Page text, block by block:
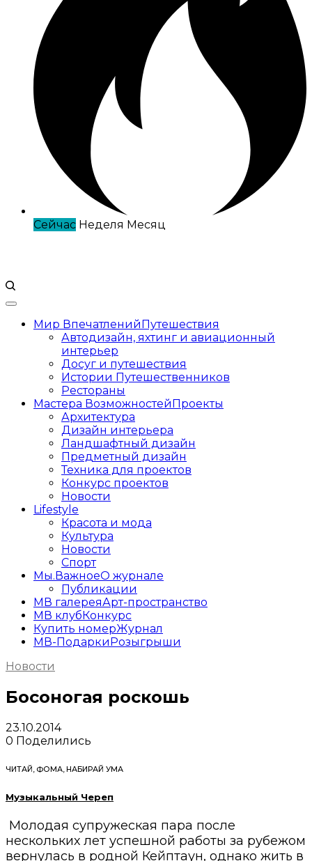
Сейчас Неделя Месяц
Мир ВпечатленийПутешествия
Автодизайн, яхтинг и авиационный
интерьер
Досуг и путешествия
Истории Путешественников
Рестораны
Мастера ВозможностейПроекты
Архитектура
Дизайн интерьера
Ландшафтный дизайн
Предметный дизайн
Техника для проектов
Конкурс проектов
Новости
Lifestyle
Красота и мода
Культура
Новости
Спорт
Мы.ВажноеО журнале
Публикации
МВ галереяАрт-пространство
МВ клубКонкурс
Купить номерЖурнал
МВ-ПодаркиРозыгрыши
Новости
Босоногая роскошь
23.10.2014
0 Поделились
ЧИТАЙ, ФОМА, НАБИРАЙ УМА
Музыкальный Череп
Молодая супружеская пара после
нескольких лет успешной работы за рубежом
вернулась в родной Кейптаун, однако жить в